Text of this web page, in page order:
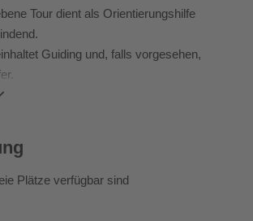
Tour dient als Orientierungshilfe
Guiding und, falls vorgesehen,
der Touren aufgrund der
Guides.
Plätze verfügbar sind